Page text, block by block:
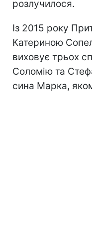
розлучилося.
Із 2015 року
Катериною
виховує трьох
Соломію та
сина Марка,